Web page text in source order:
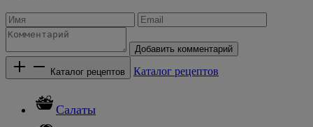
Добавить комментарий
Каталог рецептов Каталог рецептов
Салаты